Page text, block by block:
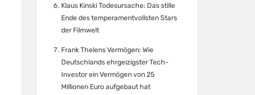
Klaus Kinski Todesursache: Das stille
Ende des temperamentvollsten Stars
der Filmwelt
Frank Thelens Vermögen: Wie
Deutschlands ehrgeizigster Tech-
Investor ein Vermögen von 25
Millionen Euro aufgebaut hat